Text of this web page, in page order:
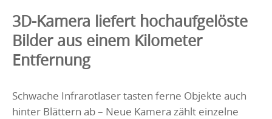
3D-Kamera liefert hochaufgelöste
Bilder aus einem Kilometer
Entfernung
Schwache Infrarotlaser tasten ferne Objekte auch
hinter Blättern ab – Neue Kamera zählt einzelne